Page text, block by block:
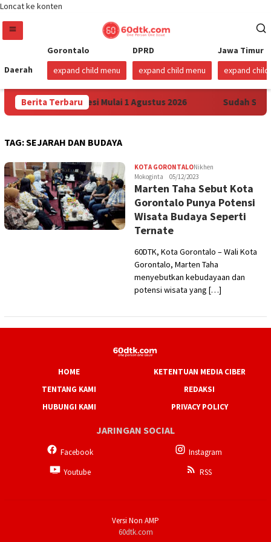
Loncat ke konten
Daerah
Gorontalo
expand child menu
DPRD
expand child menu
Jawa Timur
expand child
Berita Terbaru
di Sulawesi Mulai 1 Agustus 2026 Sudah
TAG:SEJARAH DAN BUDAYA
KOTA GORONTALONikhen
Mokoginta
05/12/2023
Marten Taha Sebut Kota
Gorontalo Punya Potensi
Wisata Budaya Seperti
Ternate
60DTK, Kota Gorontalo – Wali Kota
Gorontalo, Marten Taha
menyebutkan kebudayaan dan
potensi wisata yang […]
HOME
KETENTUAN MEDIA CIBER
TENTANG KAMI
REDAKSI
HUBUNGI KAMI
PRIVACY POLICY
JARINGAN SOCIAL
Facebook
Instagram
Youtube
RSS
Versi Non AMP
60dtk.com